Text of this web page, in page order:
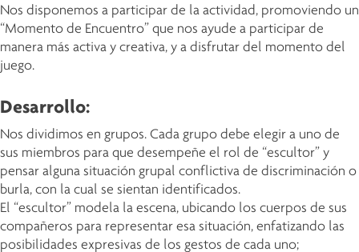
Nos disponemos a participar de la actividad, promoviendo un
“Momento de Encuentro” que nos ayude a participar de
manera más activa y creativa, y a disfrutar del momento del
juego.
Desarrollo:
Nos dividimos en grupos. Cada grupo debe elegir a uno de
sus miembros para que desempeñe el rol de “escultor” y
pensar alguna situación grupal conflictiva de discriminación o
burla, con la cual se sientan identificados.
El “escultor” modela la escena, ubicando los cuerpos de sus
compañeros para representar esa situación, enfatizando las
posibilidades expresivas de los gestos de cada uno;